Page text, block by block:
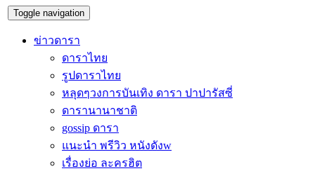
Toggle navigation
ข่าวดารา
ดาราไทย
รูปดาราไทย
หลุดๆวงการบันเทิง ดารา ปาปารัสซี่
ดารานานาชาติ
gossip ดารา
แนะนำ พรีวิว หนังดังw
เรื่องย่อ ละครฮิต